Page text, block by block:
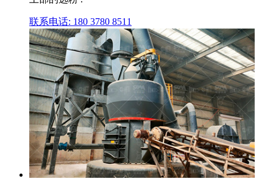
联系电话: 180 3780 8511